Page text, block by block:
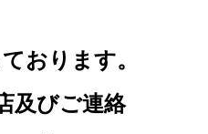
おります。
及びご連絡